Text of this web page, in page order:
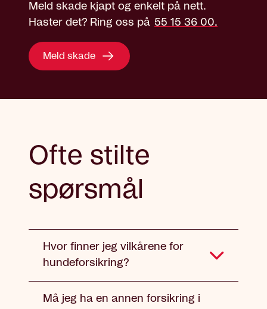
Meld skade kjapt og enkelt på nett.
Haster det? Ring oss på 55 15 36 00.
Meld skade
Ofte stilte
spørsmål
Hvor finner jeg vilkårene for
hundeforsikring?
Må jeg ha en annen forsikring i